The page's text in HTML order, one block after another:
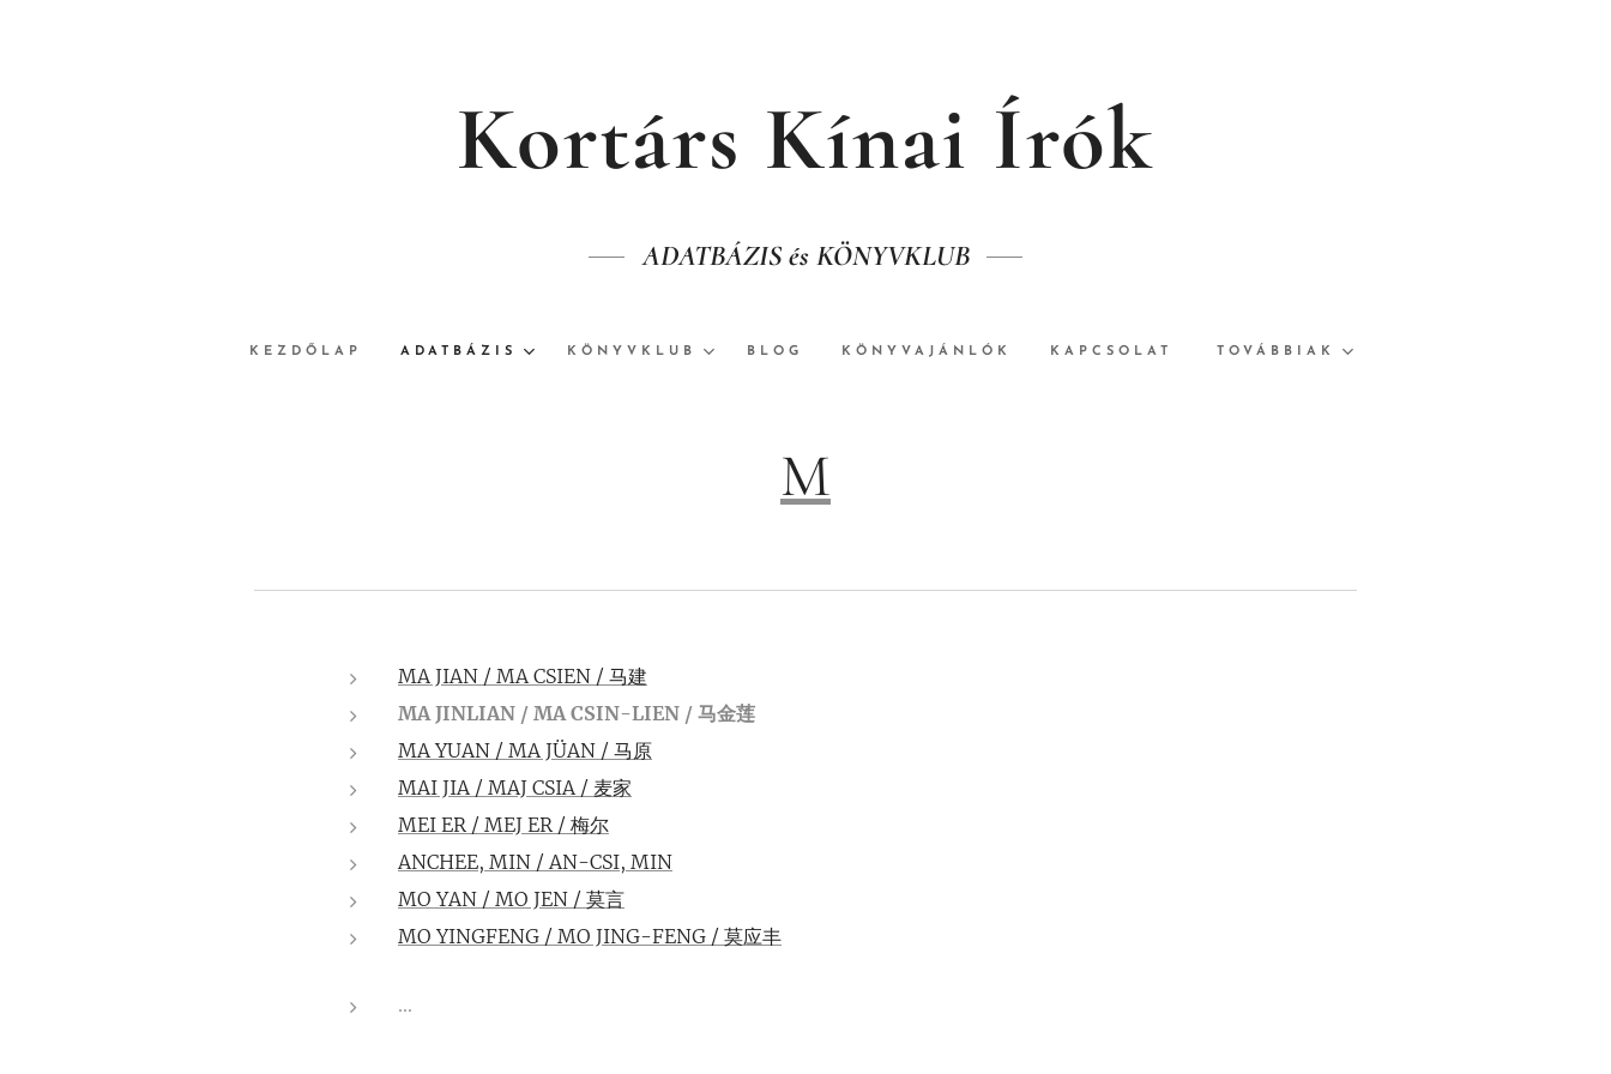
Kortárs Kínai Írók
ADATBÁZIS és KÖNYVKLUB
KEZDŐLAP ADATBÁZIS KÖNYVKLUB BLOG KÖNYVAJÁNLÓK KAPCSOLAT TOVÁBBIAK
M
MA JIAN / MA CSIEN / 马建
MA JINLIAN / MA CSIN-LIEN / 马金莲
MA YUAN / MA JÜAN / 马原
MAI JIA / MAJ CSIA / 麦家
MEI ER / MEJ ER / 梅尔
ANCHEE, MIN / AN-CSI, MIN
MO YAN / MO JEN / 莫言
MO YINGFENG / MO JING-FENG / 莫应丰
...